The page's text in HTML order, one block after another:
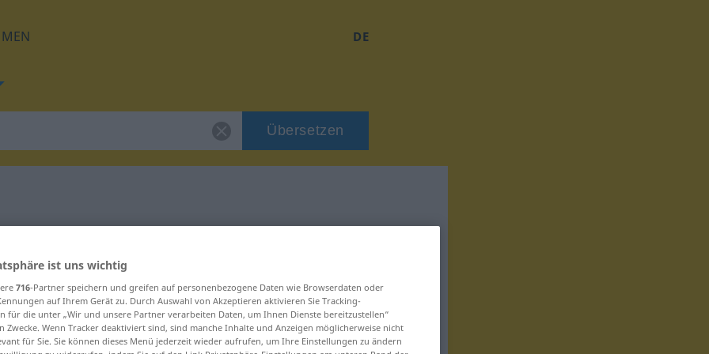
DE
Übersetzen
"Botschaft"
ist uns wichtig
716-Partner speichern und greifen auf personenbezogene Daten wie Browserdaten oder
auf Ihrem Gerät zu. Durch Auswahl von Akzeptieren aktivieren Sie Tracking-
für die unter „Wir und unsere Partner verarbeiten Daten, um Ihnen Dienste bereitzustellen“
Zwecke. Wenn Tracker deaktiviert sind, sind manche Inhalte und Anzeigen möglicherweise nicht
für Sie. Sie können dieses Menü jederzeit wieder aufrufen, um Ihre Einstellungen zu ändern